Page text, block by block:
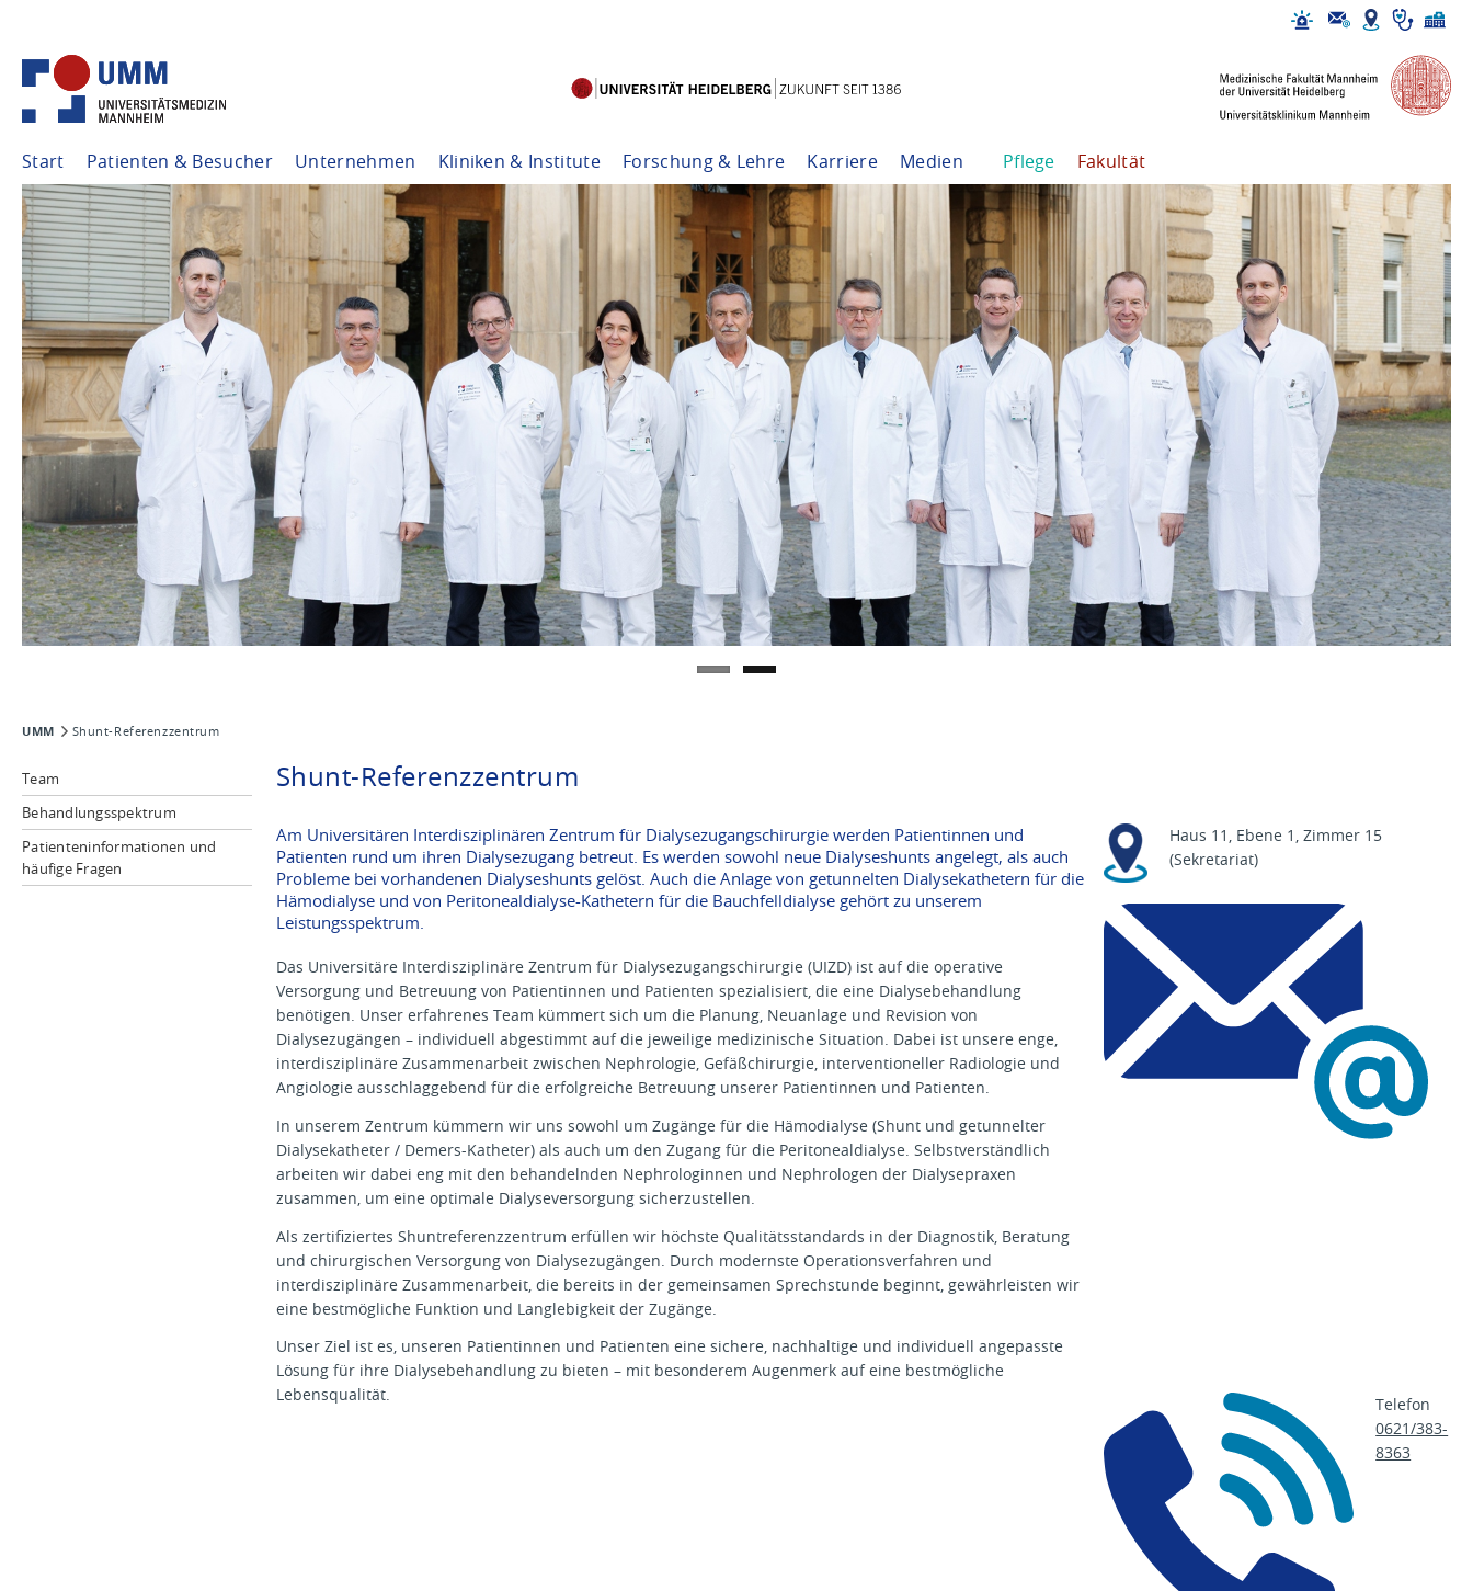
Start Patienten & Besucher Unternehmen Kliniken & Institute Forschung & Lehre Karriere Medien Pflege Fakultät
UMM Shunt-Referenzzentrum
Team
Behandlungsspektrum
Patienteninformationen und
häufige Fragen
Shunt-Referenzzentrum
Am Universitären Interdisziplinären Zentrum für Dialysezugangschirurgie werden Patientinnen und
Patienten rund um ihren Dialysezugang betreut. Es werden sowohl neue Dialyseshunts angelegt, als auch
Probleme bei vorhandenen Dialyseshunts gelöst. Auch die Anlage von getunnelten Dialysekathetern für die
Hämodialyse und von Peritonealdialyse-Kathetern für die Bauchfelldialyse gehört zu unserem
Leistungsspektrum.
Das Universitäre Interdisziplinäre Zentrum für Dialysezugangschirurgie (UIZD) ist auf die operative
Versorgung und Betreuung von Patientinnen und Patienten spezialisiert, die eine Dialysebehandlung
benötigen. Unser erfahrenes Team kümmert sich um die Planung, Neuanlage und Revision von
Dialysezugängen – individuell abgestimmt auf die jeweilige medizinische Situation. Dabei ist unsere enge,
interdisziplinäre Zusammenarbeit zwischen Nephrologie, Gefäßchirurgie, interventioneller Radiologie und
Angiologie ausschlaggebend für die erfolgreiche Betreuung unserer Patientinnen und Patienten.
In unserem Zentrum kümmern wir uns sowohl um Zugänge für die Hämodialyse (Shunt und getunnelter
Dialysekatheter / Demers-Katheter) als auch um den Zugang für die Peritonealdialyse. Selbstverständlich
arbeiten wir dabei eng mit den behandelnden Nephrologinnen und Nephrologen der Dialysepraxen
zusammen, um eine optimale Dialyseversorgung sicherzustellen.
Als zertifiziertes Shuntreferenzzentrum erfüllen wir höchste Qualitätsstandards in der Diagnostik, Beratung
und chirurgischen Versorgung von Dialysezugängen. Durch modernste Operationsverfahren und
interdisziplinäre Zusammenarbeit, die bereits in der gemeinsamen Sprechstunde beginnt, gewährleisten wir
eine bestmögliche Funktion und Langlebigkeit der Zugänge.
Unser Ziel ist es, unseren Patientinnen und Patienten eine sichere, nachhaltige und individuell angepasste
Lösung für ihre Dialysebehandlung zu bieten – mit besonderem Augenmerk auf eine bestmögliche
Lebensqualität.
Haus 11, Ebene 1, Zimmer 15
(Sekretariat)
Telefon
0621/383-
8363